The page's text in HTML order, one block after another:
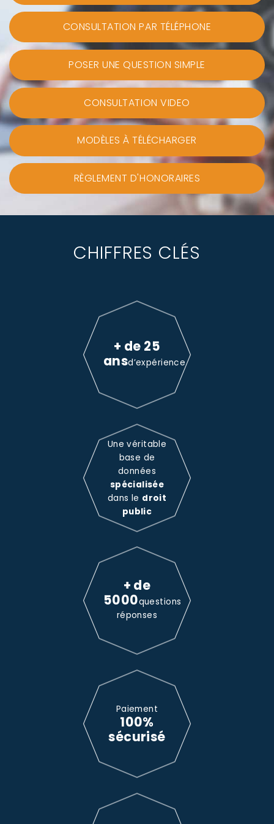
CONSULTATION PAR TÉLÉPHONE
POSER UNE QUESTION SIMPLE
CONSULTATION VIDEO
MODÈLES À TÉLÉCHARGER
RÈGLEMENT D'HONORAIRES
CHIFFRES CLÉS
+ de 25
ansd’expérience
Une véritable
base de
données
spécialisée
dans le droit
public
+ de
5000questions
réponses
Paiement
100%
sécurisé